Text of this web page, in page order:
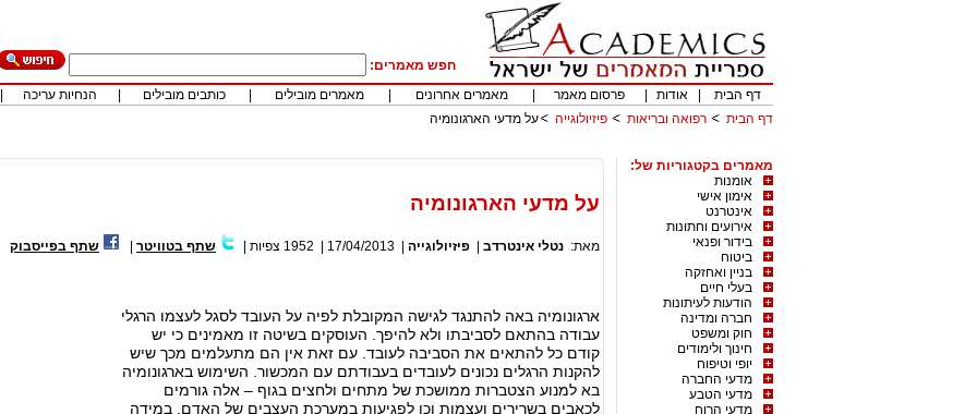
חפש מאמרים:
דף הבית
אודות פרסום מאמר מאמרים אחרונים מאמרים מובילים כותבים מובילים הנחיות עריכה
דף הבית
רפואה ובריאות פיזיולוגייה על מדעי הארגונומיה
מאמרים בקטגוריות של:
אומנות
אימון אישי
אינטרנט
אירועים וחתונות
בידור ופנאי
ביטוח
בניין ואחזקה
בעלי חיים
הודעות לעיתונות
חברה ומדינה
חוק ומשפט
חינוך ולימודים
יופי וטיפוח
מדעי החברה
מדעי הטבע
מדעי הרוח
על מדעי הארגונומיה
מאת: נטלי אינטרדב פיזיולוגייה 17/04/2013
1952 צפיות שתף בטוויטר שתף בפייסבוק
ארגונומיה באה להתנגד לגישה המקובלת לפיה על העובד לסגל לעצמו הרגלי
עבודה בהתאם לסביבתו ולא להיפך. העוסקים בשיטה זו מאמינים כי יש
קודם כל להתאים את הסביבה לעובד. עם זאת אין הם מתעלמים מכך שיש
להקנות הרגלים נכונים לעובדים בעבודתם עם המכשור. השימוש בארגונומיה
בא למנוע הצטברות ממושכת של מתחים ולחצים בגוף – אלה גורמים
לכאבים בשרירים ועצמות וכן לפגיעות במערכת העצבים של האדם. במידה